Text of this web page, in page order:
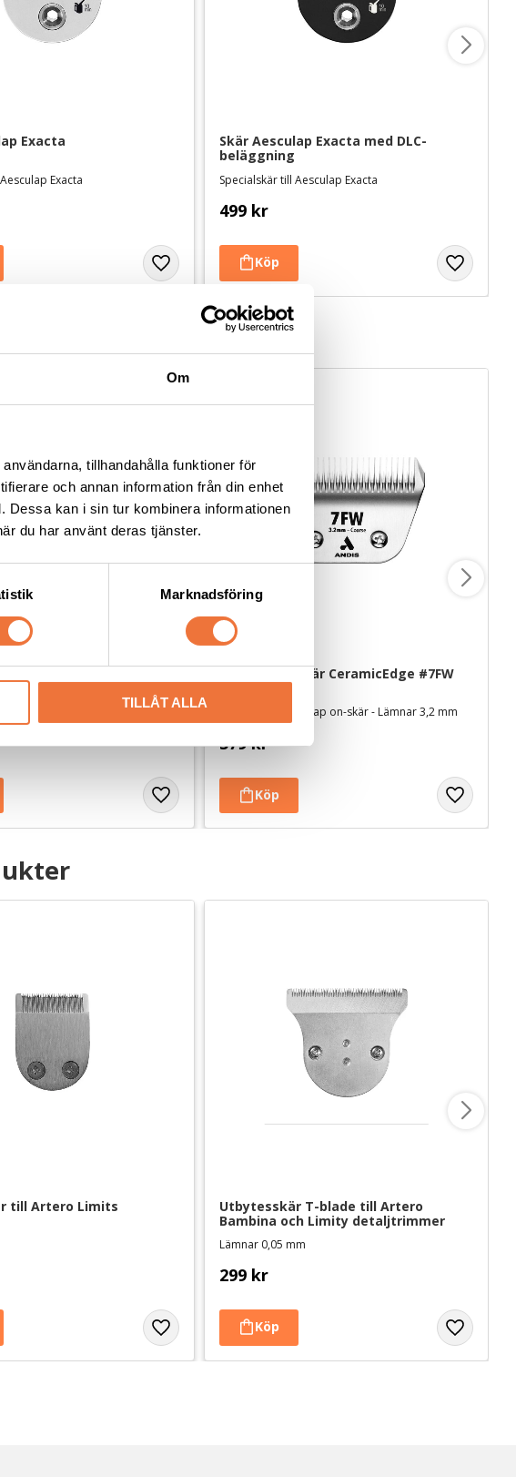
Om
tillhandahålla funktioner för
och annan information från din enhet
Dessa kan i sin tur kombinera informationen
du har använt deras tjänster.
Marknadsföring
TILLÅT ALLA
Exacta
Exacta
Skär Aesculap Exacta med DLC-
beläggning
Specialskär till Aesculap Exacta
499 kr
on-skär - Lämnar 0,5 mm
Andis Wide skär CeramicEdge #7FW
Keramiskt brett snap on-skär - Lämnar 3,2 mm
579kr
till Artero Limits
Utbytesskär T-blade till Artero
Bambina och Limity detaljtrimmer
Lämnar 0,05 mm
299 kr